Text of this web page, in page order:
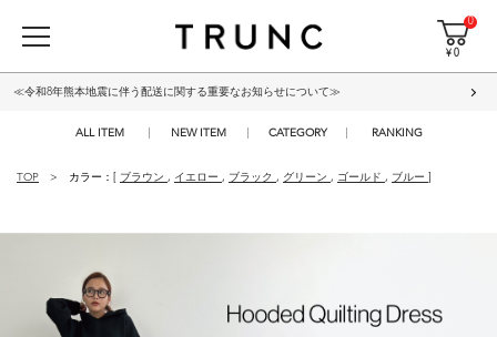
0
¥ 0
≪令和8年熊本地震に伴う配送に関する重要なお知らせについて≫
ALL ITEM NEW ITEM CATEGORY RANKING
TOP カラー：[ ブラウン , イエロー , ブラック , グリーン , ゴールド , ブルー